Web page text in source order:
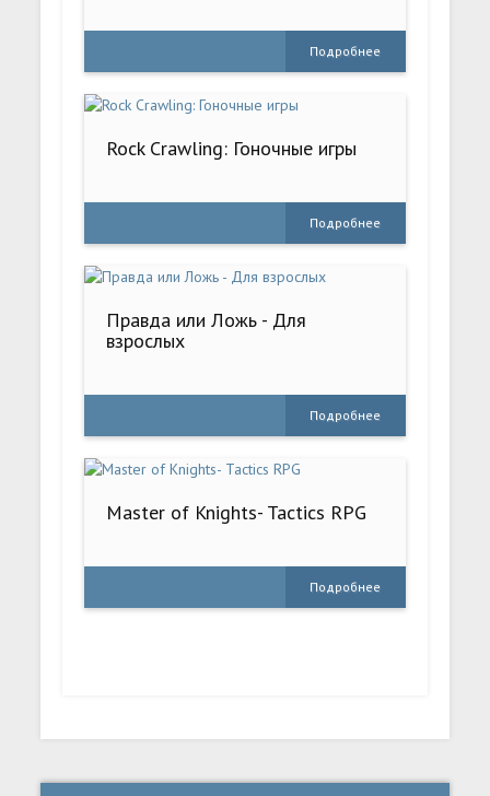
Подробнее
Rock Crawling: Гоночные игры
Подробнее
Правда или Ложь - Для
взрослых
Подробнее
Master of Knights- Tactics RPG
Подробнее